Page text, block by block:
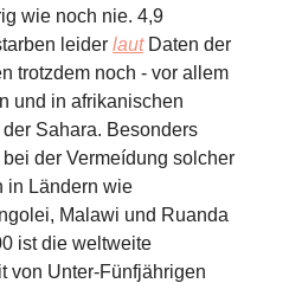
wie noch nie. 4,9
leider lautDaten der
trotzdem noch - vor allem
und in afrikanischen
Sahara. Besonders
der Vermeídung solcher
in Ländern wie
Malawi und Ruanda
ist die weltweite
von Unter-Fünfjährigen